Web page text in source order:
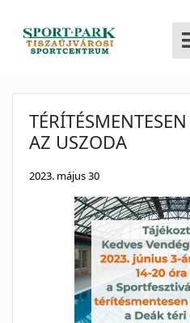
AZ USZODA
2023. május 30